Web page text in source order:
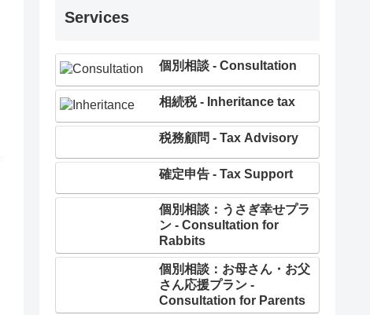
Services
個別相談 - Consultation
相続税 - Inheritance tax
税務顧問 - Tax Advisory
確定申告 - Tax Support
個別相談：うさぎ幸せプラ
ン - Consultation for
Rabbits
個別相談：お母さん・お父
さん応援プラン -
Consultation for Parents